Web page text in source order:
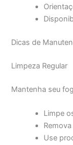
Dicas de
Limpeza Regular
Mantenha seu
Limpe
Use